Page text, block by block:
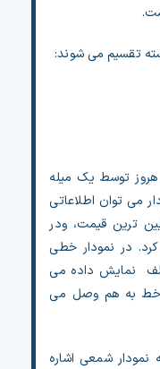
تقسیم می شوند:
توسط یک میله
می توان اطلاعاتی
ترین قیمت، ودر
در نمودار خطی
نمایش داده می
خط به هم وصل می
نمودار شمعی اشاره